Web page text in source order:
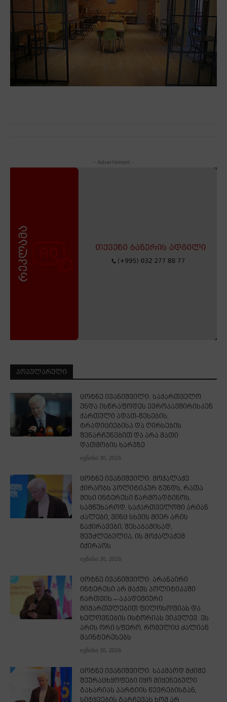
- Advertisment -
ᲞᲝᲞᲣᲚᲐᲠᲣᲚᲘ
ცოტნე ივანიშვილი: საქართველო
უნდა ისწრაფოდეს ევროკავშირისკენ
ქართული ადათ-წესების,
ტრადიციებისა და ღირსების
შენარჩუნებით და არა მათი
დათმობის ხარჯზე
ივნისი 30, 2026
ცოტნე ივანიშვილი: მოქალაქე
ქირაობს პოლიტიკურ გუნდს, რათა
მისი ინტერესი წარმოადგინოს,
სამწუხაროდ, საქართველოში არიან
ძალები, ვინც სხვის მიერ არის
ნაქირავები, შესაბამისად,
შეუძლებელია, ის მოქალაქემ
იქირაოს
ივნისი 30, 2026
ცოტნე ივანიშვილი: არანაირი
ინტერესი არ მაქვს პოლიტიკაში
ჩართვის – აკადემიური
მიმართულებით ფილოსოფიას და
ხელოვნების ისტორიას ვიკვლევ. ეს
არის ორი სფერო, რომელიც ძალიან
მაინტერესებს
ივნისი 30, 2026
ცოტნე ივანიშვილი: საკმაოდ მძიმე
შეურაცხყოფები იყო მიყენებული
გახარიას პარტიის წევრებისგან,